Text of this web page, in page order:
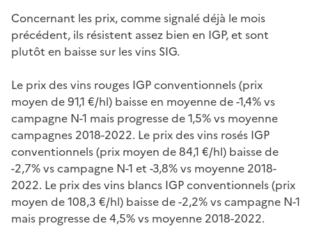
Concernant les prix, comme signalé déjà le mois
précédent, ils résistent assez bien en IGP, et sont
plutôt en baisse sur les vins SIG.
Le prix des vins rouges IGP conventionnels (prix
moyen de 91,1 €/hl) baisse en moyenne de -1,4% vs
campagne N-1 mais progresse de 1,5% vs moyenne
campagnes 2018-2022. Le prix des vins rosés IGP
conventionnels (prix moyen de 84,1 €/hl) baisse de
-2,7% vs campagne N-1 et -3,8% vs moyenne 2018-
2022. Le prix des vins blancs IGP conventionnels (prix
moyen de 108,3 €/hl) baisse de -2,2% vs campagne N-1
mais progresse de 4,5% vs moyenne 2018-2022.